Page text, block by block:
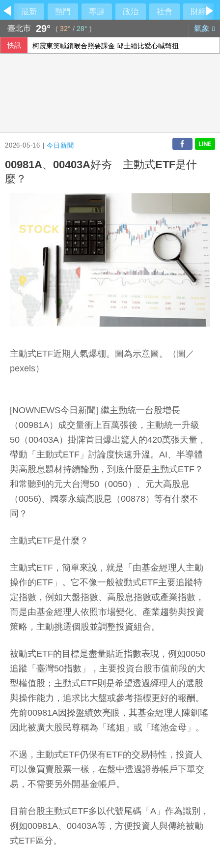
最新 熱門 專題 政治 社會
財經
臺北市 29° ( 32° / 28° ) 氣象
快訊 柯震東笑喊鎖喉合照要課金 邱士縉比愛心喊彆扭
2026-05-16 |今日新聞
00981A、00403A好夯 主動式ETF是什
麼？
主動式ETF近期人氣爆棚。圖為示意圖。（圖／
pexels）
[NOWNEWS今日新聞] 繼主動統一台股增長
（00981A）成交量衝上百萬張後，主動統一升級
50（00403A）掛牌首日爆出驚人的420萬張天量，
帶動「主動式ETF」討論度快速升溫。AI、半導體
與高股息題材持續輪動，到底什麼是主動式ETF？
和常聽到的元大台灣50（0050）、元大高股息
（0056)、國泰永續高股息（00878）等有什麼不
同？
主動式ETF是什麼？
主動式ETF，簡單來說，就是「由基金經理人主動
操作的ETF」。它不像一般被動式ETF主要追蹤特
定指數，例如大盤指數、高股息指數或產業指數，
而是由基金經理人依照市場變化、產業趨勢與投資
策略，主動挑選個股並調整投資組合。
被動式ETF的目標是盡量貼近指數表現，例如0050
追蹤「臺灣50指數」，主要投資台股市值前段的大
型權值股；主動式ETF則是希望透過經理人的選股
與操作能力，追求比大盤或參考指標更好的報酬。
先前00981A因操盤績效亮眼，其基金經理人陳釧瑤
因此被廣大股民尊稱為「瑤姐」或「瑤池金母」。
不過，主動式ETF仍保有ETF的交易特性，投資人
可以像買賣股票一樣，在盤中透過證券帳戶下單交
易，不需要另外開基金帳戶。
目前台股主動式ETF多以代號尾碼「A」作為識別，
例如00981A、00403A等，方便投資人與傳統被動
式ETF區分。